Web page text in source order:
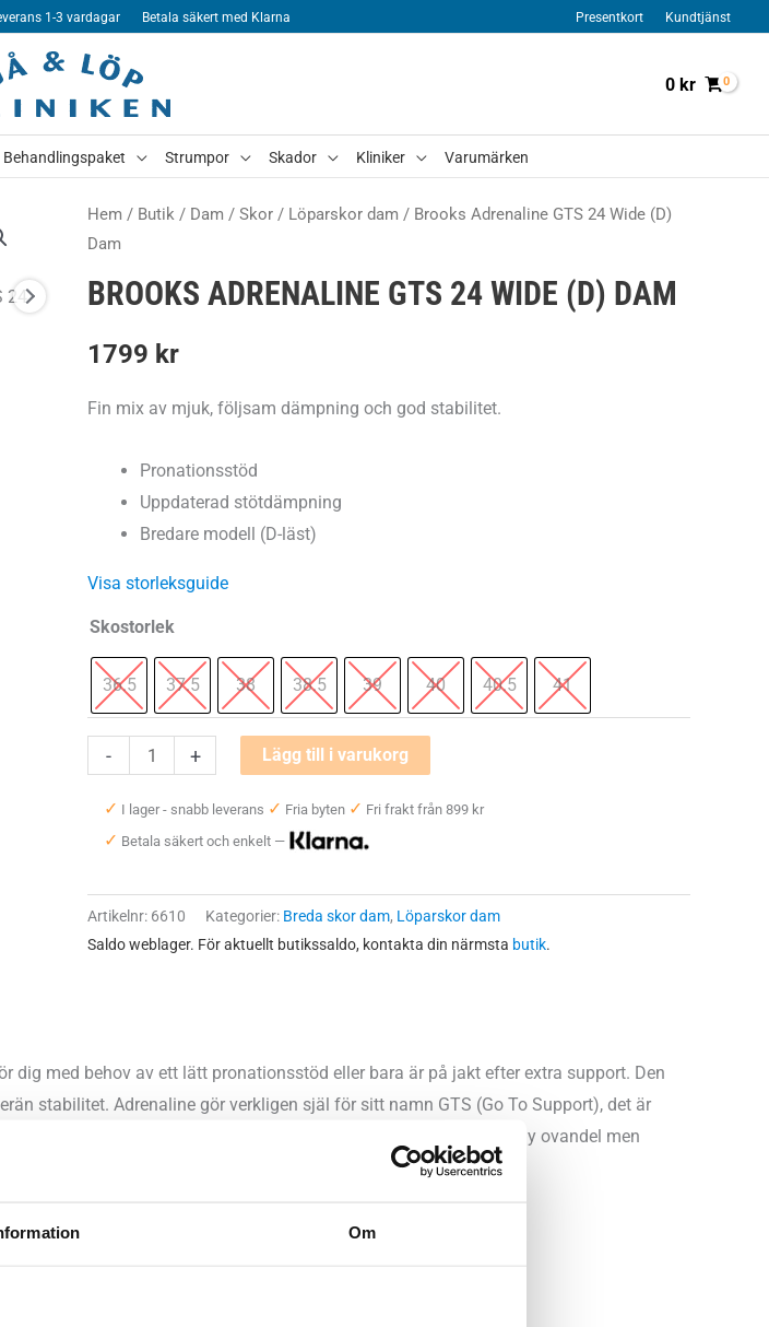
Om
1-3 vardagar Betala säkert med Klarna Presentkort Kundtjänst
0 kr
Behandlingspaket Strumpor Skador Kliniker Varumärken
Hem / Butik / Dam / Skor / Löparskor dam / Brooks Adrenaline GTS 24 Wide (D)
Dam
BROOKS ADRENALINE GTS 24 WIDE (D) DAM
1799 kr
Fin mix av mjuk, följsam dämpning och god stabilitet.
Pronationsstöd
Uppdaterad stötdämpning
Bredare modell (D-läst)
Visa storleksguide
Skostorlek
36.5 37.5 38 38.5 39 40 40.5 41
-
Brooks
Adrenaline
GTS
(D)
Dam
+ Lägg till i varukorg
✓ I lager - snabb leverans ✓ Fria byten ✓ Fri frakt från 899 kr
✓ Betala säkert och enkelt —
Artikelnr: 6610 Kategorier: Breda skor dam, Löparskor dam
Saldo weblager. För aktuellt butikssaldo, kontakta din närmsta butik.
dig med behov av ett lätt pronationsstöd eller bara är på jakt efter extra support. Den
stabilitet. Adrenaline gör verkligen själ för sitt namn GTS (Go To Support), det är
för den delen dina promenader. Årets modell har uppdaterats med ny ovandel men